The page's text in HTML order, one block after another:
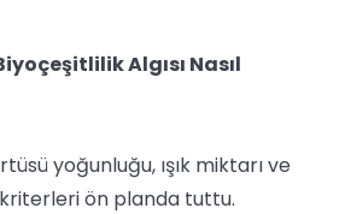
Algısı Nasıl
yoğunluğu, ışık miktarı ve
ön planda tuttu.